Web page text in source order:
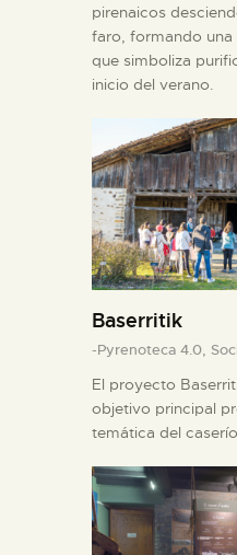
pirenaicos
faro, formando
que simboliza
inicio del verano.
Baserritik
-Pyrenoteca 4.0,
El proyecto
objetivo principal
temática del